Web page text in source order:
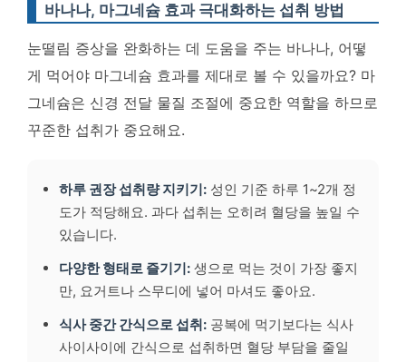
바나나, 마그네슘 효과 극대화하는 섭취 방법
눈떨림 증상을 완화하는 데 도움을 주는 바나나, 어떻
게 먹어야 마그네슘 효과를 제대로 볼 수 있을까요? 마
그네슘은 신경 전달 물질 조절에 중요한 역할을 하므로
꾸준한 섭취가 중요해요.
하루 권장 섭취량 지키기: 성인 기준 하루 1~2개 정
도가 적당해요. 과다 섭취는 오히려 혈당을 높일 수
있습니다.
다양한 형태로 즐기기: 생으로 먹는 것이 가장 좋지
만, 요거트나 스무디에 넣어 마셔도 좋아요.
식사 중간 간식으로 섭취: 공복에 먹기보다는 식사
사이사이에 간식으로 섭취하면 혈당 부담을 줄일